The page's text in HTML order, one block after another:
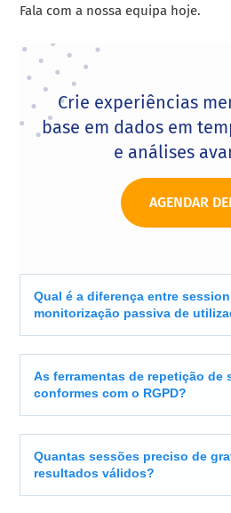
Fala com a nossa equipa hoje.
Crie experiências
base em dados em
e análises
AGENDAR
Qual é a diferença entre
monitorização passiva de
As ferramentas de repetição de
conformes com o RGPD?
Quantas sessões preciso de
resultados válidos?